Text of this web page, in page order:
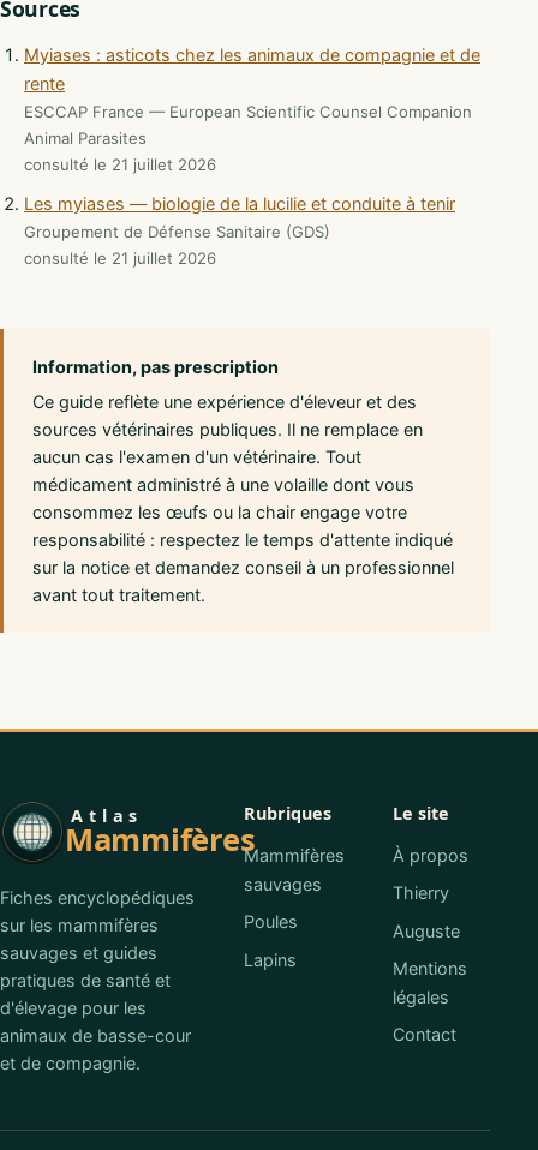
Sources
Myiases : asticots chez les animaux de compagnie et de
rente
ESCCAP France — European Scientific Counsel Companion
Animal Parasites
consulté le 21 juillet 2026
Les myiases — biologie de la lucilie et conduite à tenir
Groupement de Défense Sanitaire (GDS)
consulté le 21 juillet 2026
Information, pas prescription
Ce guide reflète une expérience d'éleveur et des
sources vétérinaires publiques. Il ne remplace en
aucun cas l'examen d'un vétérinaire. Tout
médicament administré à une volaille dont vous
consommez les œufs ou la chair engage votre
responsabilité : respectez le temps d'attente indiqué
sur la notice et demandez conseil à un professionnel
avant tout traitement.
Atlas
Mammifères
Fiches encyclopédiques
sur les mammifères
sauvages et guides
pratiques de santé et
d'élevage pour les
animaux de basse-cour
et de compagnie.
Rubriques
Mammifères
sauvages
Poules
Lapins
Le site
À propos
Thierry
Auguste
Mentions
légales
Contact